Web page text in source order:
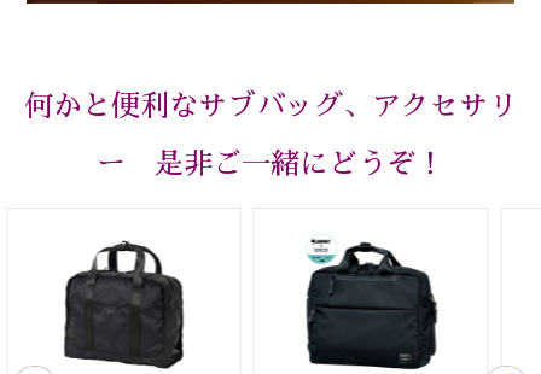
何かと便利なサブバッグ、アクセサリ
ー 是非ご一緒にどうぞ！